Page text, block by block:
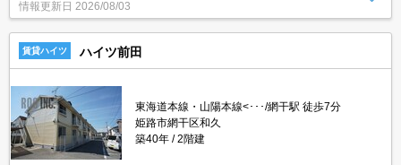
情報更新日 2026/08/03
賃貸ハイツ ハイツ前田
東海道本線・山陽本線<･･･/網干駅 徒歩7分
姫路市網干区和久
築40年
2階建